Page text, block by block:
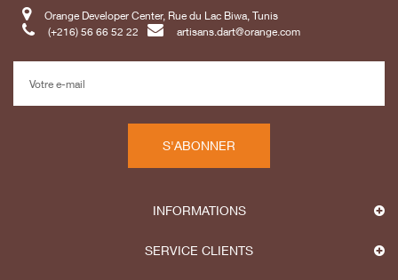
Orange Developer Center, Rue du Lac Biwa, Tunis
(+216) 56 66 52 22
artisans.dart@orange.com
S'ABONNER
INFORMATIONS
SERVICE CLIENTS